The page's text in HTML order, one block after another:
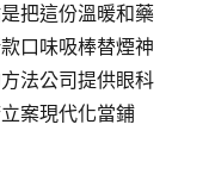
把這份溫暖和藥
口味吸棒替煙神
法公司提供眼科
案現代化當鋪